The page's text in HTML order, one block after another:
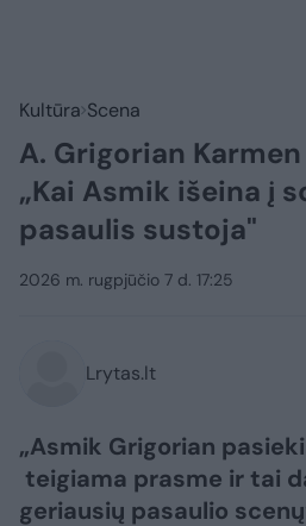
Kultūra Scena
A. Grigorian
„Kai Asmik išeina į
pasaulis sustoja"
2026 m. rugpjūčio 7 d. 17:25
Lrytas.lt
„Asmik Grigorian
teigiama prasme ir tai
geriausių pasaulio